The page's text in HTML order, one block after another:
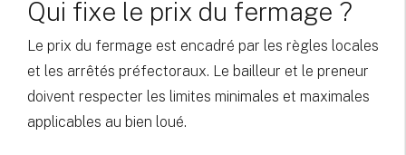
Qui fixe le prix du fermage ?
Le prix du fermage est encadré par les règles locales
et les arrêtés préfectoraux. Le bailleur et le preneur
doivent respecter les limites minimales et maximales
applicables au bien loué.